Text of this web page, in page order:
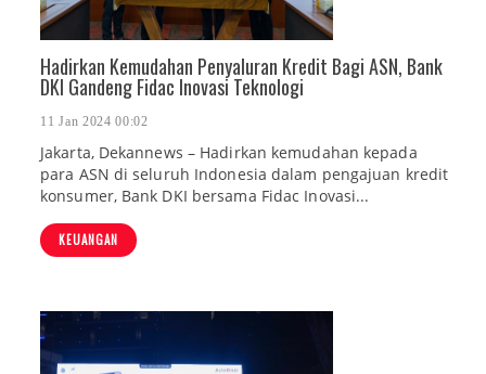
Hadirkan Kemudahan Penyaluran Kredit Bagi ASN, Bank
DKI Gandeng Fidac Inovasi Teknologi
11 Jan 2024 00:02
Jakarta, Dekannews – Hadirkan kemudahan kepada
para ASN di seluruh Indonesia dalam pengajuan kredit
konsumer, Bank DKI bersama Fidac Inovasi...
KEUANGAN